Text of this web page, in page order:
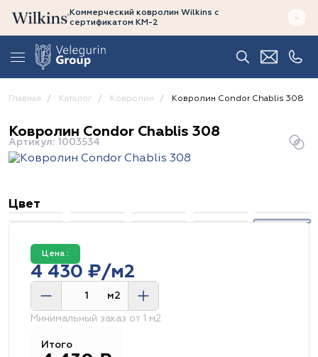
Коммерческий ковролин Wilkins с
сертификатом КМ-2
Главная Каталог Ковролин Ковролин Condor Chablis 308
Ковролин Condor Chablis 308
Артикул: 1003534
Цвет
Цена :
4 430 ₽/м2
м2
Минимальный заказ от 1 м2
Итого